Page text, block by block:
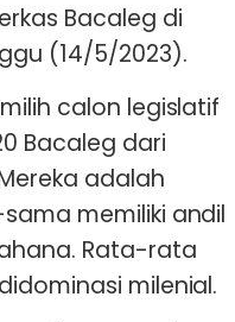
Bacaleg di
(14/5/2023).
calon legislatif
Bacaleg dari
adalah
memiliki andil
Rata-rata
milenial.